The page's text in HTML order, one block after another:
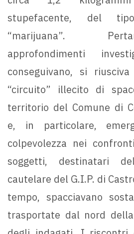
stupefacente, del
“marijuana”.
approfondimenti
conseguivano, si
“circuito” illecito di
territorio del Comune di
e, in particolare,
colpevolezza nei
soggetti, destinatari
cautelare del G.I.P. di
tempo, spacciavano
trasportate dal nord